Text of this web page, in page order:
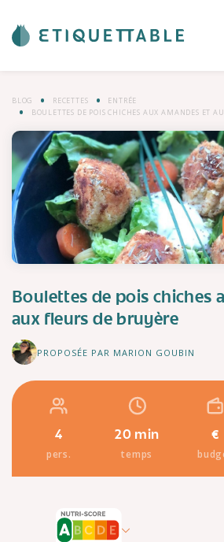
BLOG RECETTES
ENTRÉE
BOULETTES DE POIS CHICHES AUX AMANDES ET
Boulettes de pois chiches
aux fleurs de bruyère
PROPOSÉE PAR MARION GOUBIN
4
pers.
20 min
temps
€